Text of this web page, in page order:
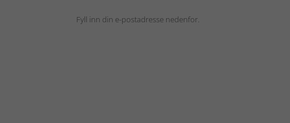
Fyll inn din e-postadresse nedenfor.